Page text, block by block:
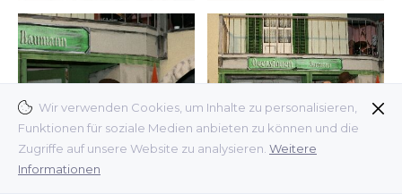
Wir verwenden Cookies, um Inhalte zu personalisieren,
Funktionen für soziale Medien anbieten zu können und die
Zugriffe auf unsere Website zu analysieren. Weitere
Informationen